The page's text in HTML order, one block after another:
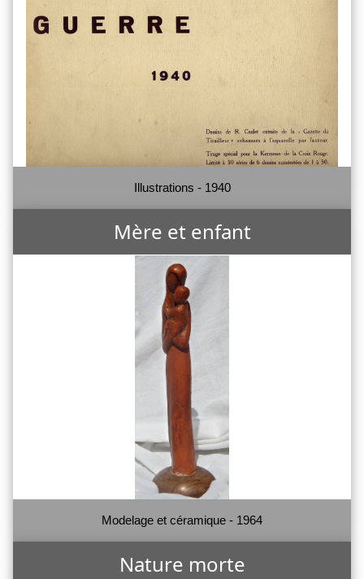
Illustrations - 1940
Mère et enfant
Modelage et céramique - 1964
Nature morte